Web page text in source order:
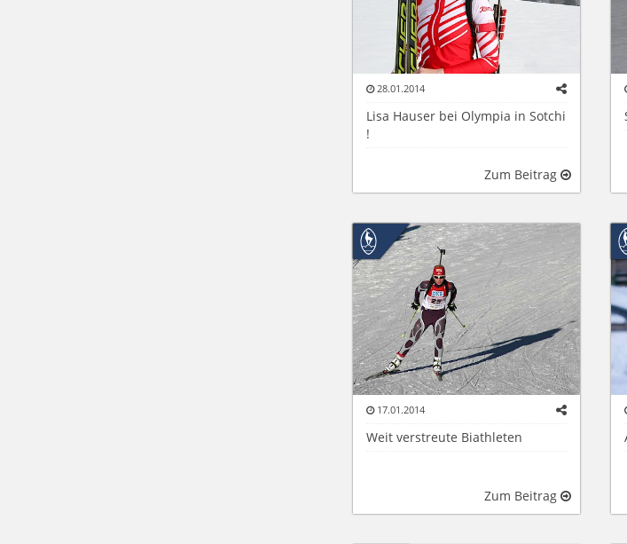
28.01.2014
Lisa Hauser bei Olympia in Sotchi
!
Zum Beitrag
17.01.2014
Weit verstreute Biathleten
Zum Beitrag